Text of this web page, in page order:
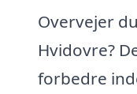
Overvejer
Hvidovre?
forbedre